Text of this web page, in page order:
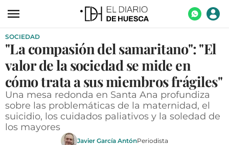
ACTUALIDAD
ECONOMÍA
TECNOLOGÍA
TURISMO
AGROALIMENTACIÓN
DEPORTES
SOCIEDAD
"La compasión del samaritano": "El
valor de la sociedad se mide en
cómo trata a sus miembros frágiles"
Una mesa redonda en Santa Ana profundiza
sobre las problemáticas de la maternidad, el
suicidio, los cuidados paliativos y la soledad de
los mayores
Javier García AntónPeriodista